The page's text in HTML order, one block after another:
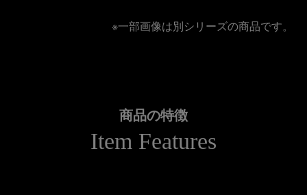
※一部画像は別シリーズの商品です。
商品の特徴
Item Features